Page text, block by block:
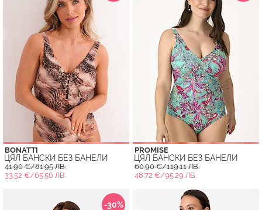
BONATTI
ЦЯЛ БАНСКИ БЕЗ БАНЕЛИ
41.90 €/81.95 ЛВ.
33.52 €/65.56 ЛВ.
PROMISE
ЦЯЛ БАНСКИ БЕЗ БАНЕЛИ
60.90 €/119.11 ЛВ.
48.72 €/95.29 ЛВ.
-30%